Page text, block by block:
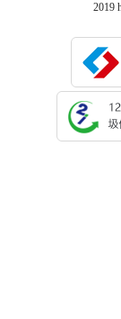
2019